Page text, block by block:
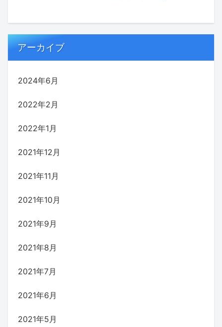
アーカイブ
2024年6月
2022年2月
2022年1月
2021年12月
2021年11月
2021年10月
2021年9月
2021年8月
2021年7月
2021年6月
2021年5月